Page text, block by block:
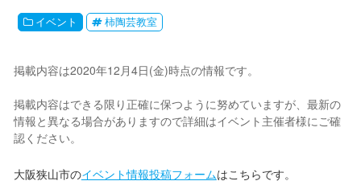
イベント 柿陶芸教室
掲載内容は2020年12月4日(金)時点の情報です。
掲載内容はできる限り正確に保つように努めていますが、最新の
情報と異なる場合がありますので詳細はイベント主催者様にご確
認ください。
大阪狭山市のイベント情報投稿フォームはこちらです。